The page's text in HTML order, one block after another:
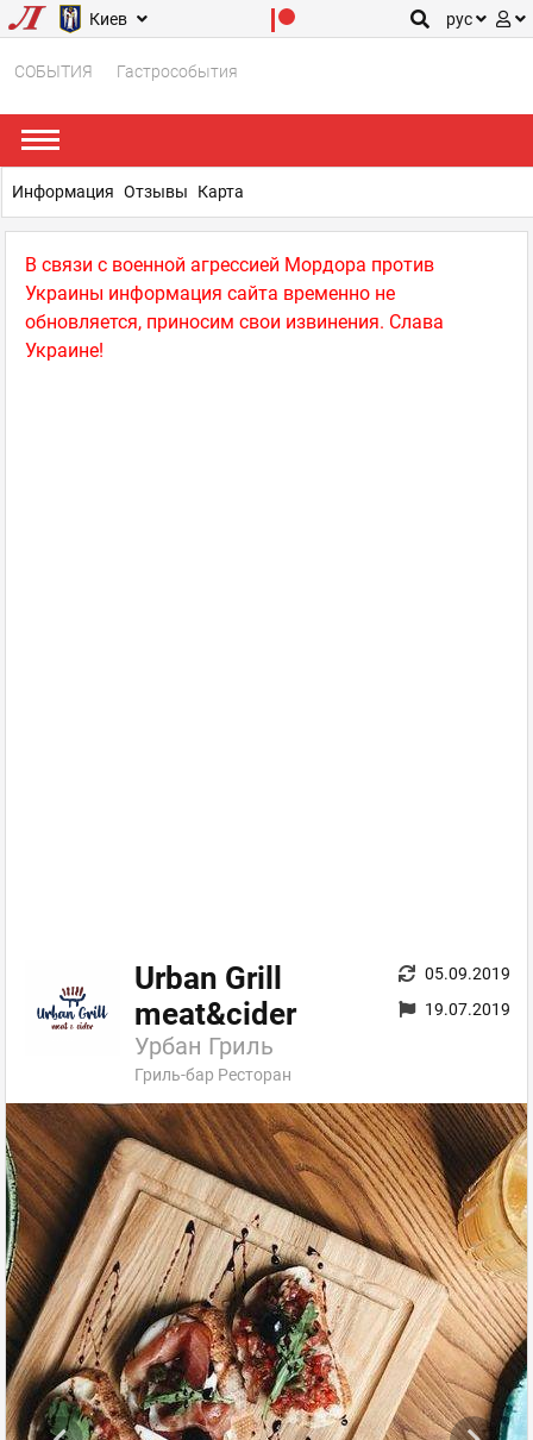
Киев рус
СОБЫТИЯ Гастрособытия
В связи с военной агрессией Мордора против
Украины информация сайта временно не
обновляется, приносим свои извинения. Слава
Украине!
Urban Grill
meat&cider
Урбан Гриль
Гриль-бар Ресторан
05.09.2019
19.07.2019
Информация Отзывы Карта